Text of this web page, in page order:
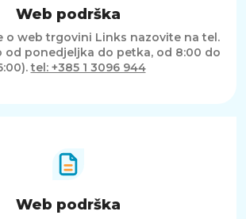
Web podrška
o web trgovini Links nazovite na tel.
od ponedjeljka do petka, od 8:00 do
tel: +385 1 3096 944
Web podrška